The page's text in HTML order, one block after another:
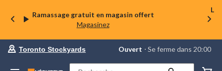
Ramassage gratuit en magasin offert
Magasinez
La
votre
préféré
Toronto Stockyards Ouvert ⋅ Se ferme dans 20:00